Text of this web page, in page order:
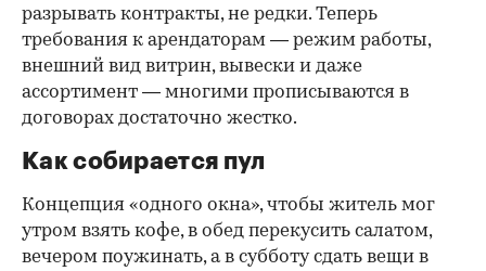
разрывать контракты, не редки. Теперь
требования к арендаторам — режим работы,
внешний вид витрин, вывески и даже
ассортимент — многими прописываются в
договорах достаточно жестко.
Как собирается пул
Концепция «одного окна», чтобы житель мог
утром взять кофе, в обед перекусить салатом,
вечером поужинать, а в субботу сдать вещи в